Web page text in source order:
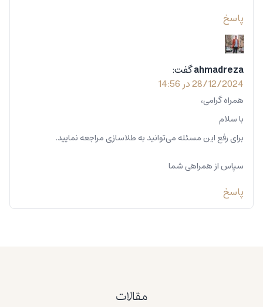
پاسخ
ahmadrezaگفت:
28/12/2024 در 14:56
همراه گرامی،
با سلام
برای رفع این مسئله می‌توانید به طلاسازی مراجعه نمایید.
سپاس از همراهی شما
پاسخ
مقالات